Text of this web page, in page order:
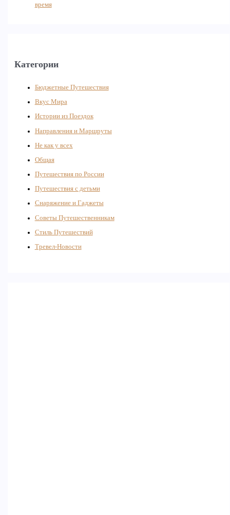
время
Категории
Бюджетные Путешествия
Вкус Мира
Истории из Поездок
Направления и Маршруты
Не как у всех
Общая
Путешествия по России
Путешествия с детьми
Снаряжение и Гаджеты
Советы Путешественникам
Стиль Путешествий
Тревел-Новости